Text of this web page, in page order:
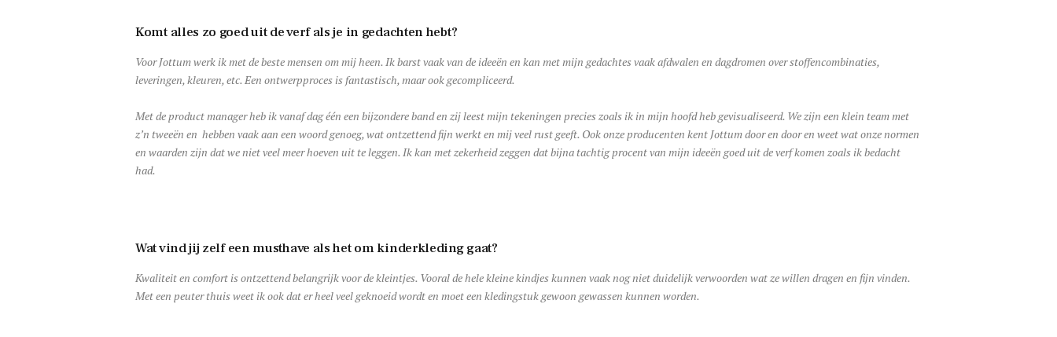
Komt alles zo goed uit de verf als je in gedachten hebt?
Voor Jottum werk ik met de beste mensen om mij heen. Ik barst vaak van de ideeën en kan met mijn gedachtes vaak afdwalen en dagdromen over stoffencombinaties,
leveringen, kleuren, etc. Een ontwerpproces is fantastisch, maar ook gecompliceerd.
Met de product manager heb ik vanaf dag één een bijzondere band en zij leest mijn tekeningen precies zoals ik in mijn hoofd heb gevisualiseerd. We zijn een klein team met
z’n tweeën en hebben vaak aan een woord genoeg, wat ontzettend fijn werkt en mij veel rust geeft. Ook onze producenten kent Jottum door en door en weet wat onze normen
en waarden zijn dat we niet veel meer hoeven uit te leggen. Ik kan met zekerheid zeggen dat bijna tachtig procent van mijn ideeën goed uit de verf komen zoals ik bedacht
had.
Wat vind jij zelf een musthave als het om kinderkleding gaat?
Kwaliteit en comfort is ontzettend belangrijk voor de kleintjes. Vooral de hele kleine kindjes kunnen vaak nog niet duidelijk verwoorden wat ze willen dragen en fijn vinden.
Met een peuter thuis weet ik ook dat er heel veel geknoeid wordt en moet een kledingstuk gewoon gewassen kunnen worden.